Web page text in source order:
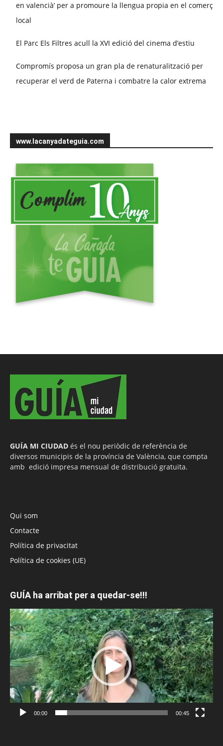
en valencià’ per a promoure la llengua propia en el comerç
local
El Parc Els Filtres acull la XVI edició del cinema d’estiu
Compromís proposa un gran pla de renaturalització per
recuperar el verd de Paterna i combatre la calor extrema
www.lacanyadateguia.com
GUÍA MI CIUDAD és el nou periòdic de referència de
diversos municipis de la província de València, que compta
amb edició impresa mensual de distribució gratuïta.
Qui som
Contacte
Política de privacitat
Política de cookies (UE)
GUÍA ha arribat per a quedar-se!!!
Reproductor
de
vídeo
00:00 00:45